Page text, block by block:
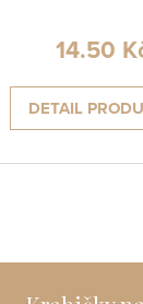
14.50
DETAIL